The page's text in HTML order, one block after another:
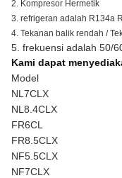
2. Kompresor Hermetik
3. refrigeran adalah R134a
4. Tekanan balik rendah /
5. frekuensi adalah 50/
Kami dapat
Model
NL7CLX
NL8.4CLX
FR6CL
FR8.5CLX
NF5.5CLX
NF7CLX